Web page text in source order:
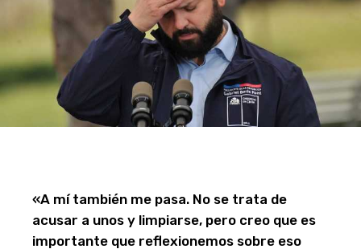
«A mí también me pasa. No se trata de
acusar a unos y limpiarse, pero creo que es
importante que reflexionemos sobre eso